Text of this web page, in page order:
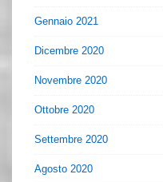
Gennaio 2021
Dicembre 2020
Novembre 2020
Ottobre 2020
Settembre 2020
Agosto 2020